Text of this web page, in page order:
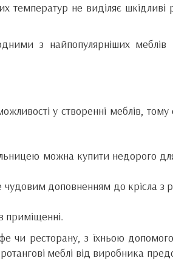
температур не виділяє шкідливі
з найпопулярніших меблів
у створенні меблів, тому
можна купити недорого
доповненням до крісла з
приміщенні.
чи ресторану, з їхньою
меблі від виробника